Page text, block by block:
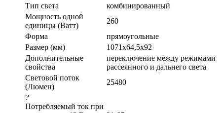
Тип света
комбинированный
Мощность одной
единицы (Ватт)
260
Форма
прямоугольные
Размер (мм)
1071x64,5x92
Дополнительные
свойства
переключение между режимами
рассеянного и дальнего света
Световой поток
(Люмен)
25480
?
Потребляемый ток при